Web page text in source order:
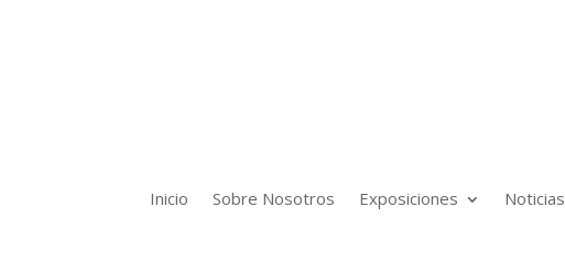
Inicio Sobre Nosotros Exposiciones Noticias